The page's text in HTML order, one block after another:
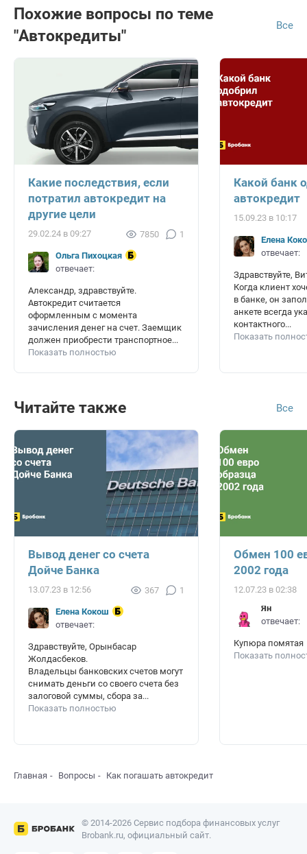
Похожие вопросы по теме
"Автокредиты"
Все
Какие последствия, если
потратил автокредит на
другие цели
29.02.24 в 09:27 7850 1
Ольга Пихоцкая
отвечает:
Александр, здравствуйте.
Автокредит считается
оформленным с момента
зачисления денег на счет. Заемщик
должен приобрести транспортное...
Показать полностью
Какой банк
автокредит
15.09.23 в 10:17
Елена
отвечает:
Здравствуйте,
Когда клиент
в банке, он
анкете всегда
контактного...
Показать
Читайте также Все
Вывод денег со счета
Дойче Банка
13.07.23 в 12:56 367 1
Елена Кокош
отвечает:
Здравствуйте, Орынбасар
Жолдасбеков.
Владельцы банковских счетов могут
снимать деньги со своего счета без
залоговой суммы, сбора за...
Показать полностью
Обмен 100
2002 года
12.07.23 в 02:38
Ян
отвечает:
Купюра помятая
Показать
Главная Вопросы Как погашать автокредит
© 2014-2026 Сервис подбора финансовых услуг
Brobank.ru, официальный сайт.